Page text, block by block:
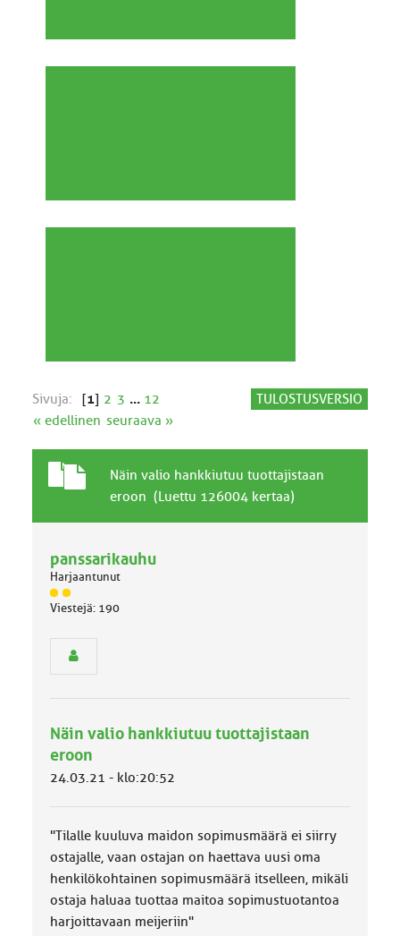
TULOSTUSVERSIO
Sivuja: [1] 2 3 ... 12
« edellinen seuraava »
a
a
n
e
A
i
Näin valio hankkiutuu tuottajistaan
eroon (Luettu 126004 kertaa)
panssarikauhu
Harjaantunut
J
ä
m
ä
u
k
a
Viestejä: 190
Näin valio hankkiutuu tuottajistaan
eroon
24.03.21 - klo:20:52
"Tilalle kuuluva maidon sopimusmäärä ei siirry
ostajalle, vaan ostajan on haettava uusi oma
henkilökohtainen sopimusmäärä itselleen, mikäli
ostaja haluaa tuottaa maitoa sopimustuotantoa
harjoittavaan meijeriin"